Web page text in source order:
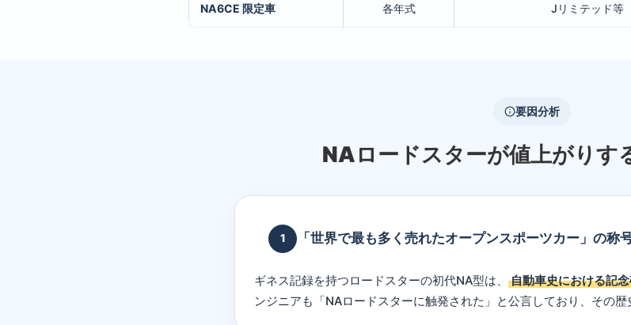
NA6CE 限定車 各年式 Jリミテッド等
要因分析
NAロードスターが値上がりす
1 「世界で最も多く売れたオープンスポーツカー」の称
ギネス記録を持つロードスターの初代NA型は、 自動車史における記
ンジニアも「NAロードスターに触発された」と公言しており、その歴